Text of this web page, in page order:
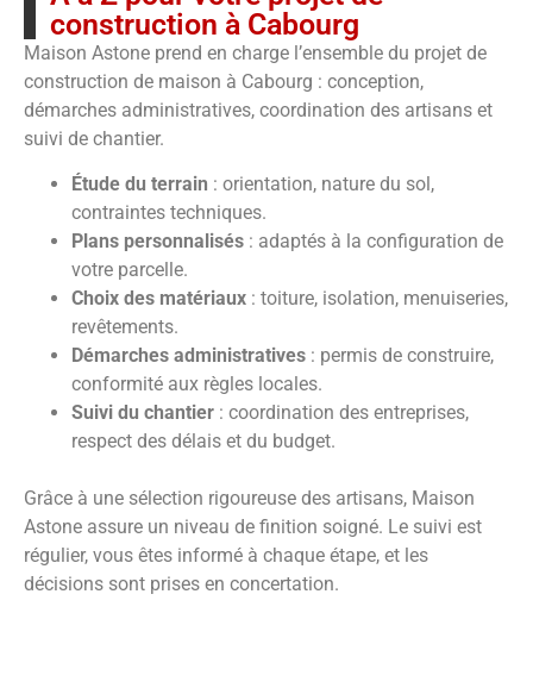
construction à Cabourg
Maison Astone prend en charge l’ensemble du projet de
construction de maison à Cabourg : conception,
démarches administratives, coordination des artisans et
suivi de chantier.
Étude du terrain : orientation, nature du sol,
contraintes techniques.
Plans personnalisés : adaptés à la configuration de
votre parcelle.
Choix des matériaux : toiture, isolation, menuiseries,
revêtements.
Démarches administratives : permis de construire,
conformité aux règles locales.
Suivi du chantier : coordination des entreprises,
respect des délais et du budget.
Grâce à une sélection rigoureuse des artisans, Maison
Astone assure un niveau de finition soigné. Le suivi est
régulier, vous êtes informé à chaque étape, et les
décisions sont prises en concertation.